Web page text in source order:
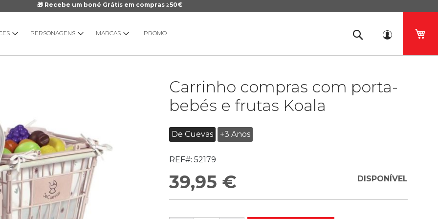
🎁 Recebe um boné Grátis em compras ≥50€
PERSONAGENS MARCAS PROMO
Carrinho compras com porta-
bebés e frutas Koala
De Cuevas +3 Anos
REF#: 52179
39,95 € DISPONÍVEL
Galeria
imagens